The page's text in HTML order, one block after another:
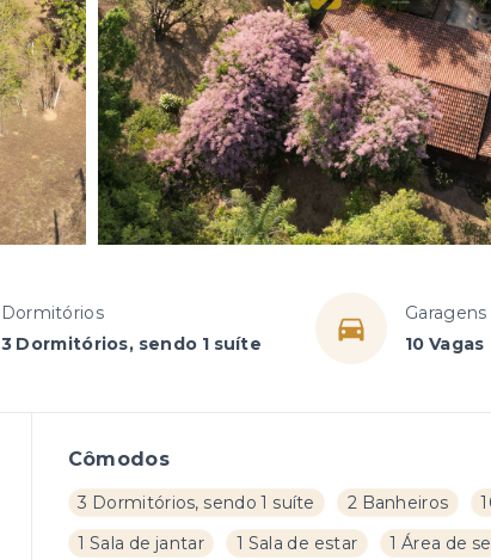
Dormitórios
3 Dormitórios, sendo 1 suíte
Garagens
10 Vagas
Cômodos
3 Dormitórios, sendo 1 suíte 2 Banheiros
1 Sala de jantar
1 Sala de estar 1 Área de